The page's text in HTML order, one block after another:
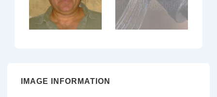
IMAGE INFORMATION